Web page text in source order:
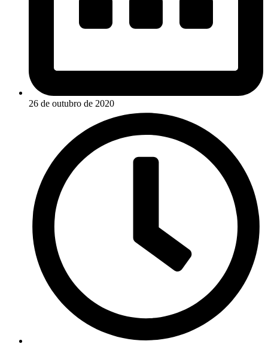
26 de outubro de 2020